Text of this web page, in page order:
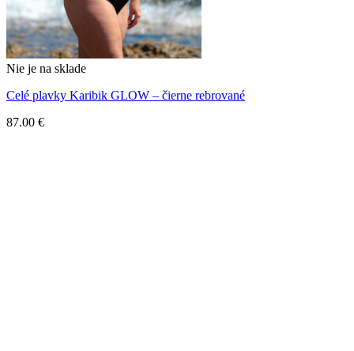
Nie je na sklade
Celé plavky Karibik GLOW – čierne rebrované
87.00 €